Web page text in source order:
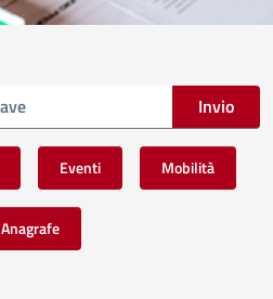
Invio
Eventi Mobilità
Anagrafe